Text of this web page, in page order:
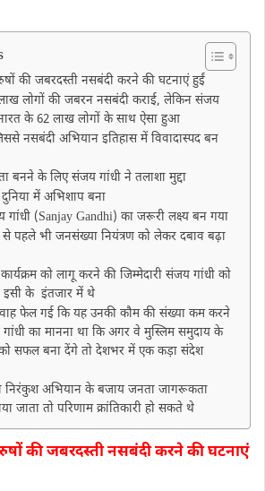
की जबरदस्ती नसबंदी करने की घटनाएं हुईं
लोगों की जबरन नसबंदी कराई, लेकिन संजय
के 62 लाख लोगों के साथ ऐसा हुआ
नसबंदी अभियान इतिहास में विवादास्पद बन
बनने के लिए संजय गांधी ने तलाशा मुद्दा
में अभिशाप बना
गांधी (Sanjay Gandhi) का जरूरी लक्ष्य बन गया
से पहले भी जनसंख्या नियंत्रण को लेकर दबाव बढ़ा
को लागू करने की जिम्मेदारी संजय गांधी को
इसी के इंतजार में थे
फेल गई कि यह उनकी कौम की संख्या कम करने
का मानना ​​था कि अगर वे मुस्लिम समुदाय के
को सफल बना देंगे तो देशभर में एक कड़ा संदेश
निरंकुश अभियान के बजाय जनता जागरूकता
जाता तो परिणाम क्रांतिकारी हो सकते थे
की जबरदस्ती नसबंदी करने की घटनाएं